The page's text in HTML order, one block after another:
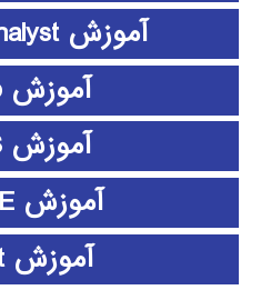
آموزش Frontier Analyst
آموزش github
آموزش HFSS
آموزش HSPICE
آموزش L-Edit